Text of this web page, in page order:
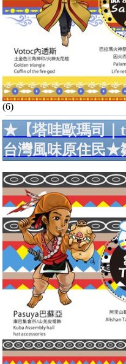
(6)
★【塔哇歐瑪司｜
台灣風味原住民★